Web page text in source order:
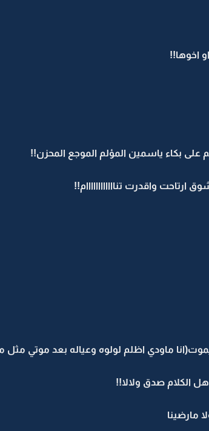
اخوها!!
بكاء ياسمين المؤلم الموجع المحزن!!
واقدرت تناااااااااااام!!
ماودي اظلم لولوه وعياله بعد موتي مثل
الكلام صدق ولالا!!
مارضينا